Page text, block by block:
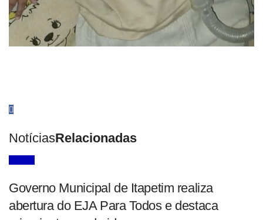
NotíciasRelacionadas
Governo Municipal de Itapetim realiza
abertura do EJA Para Todos e destaca